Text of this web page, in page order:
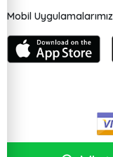
Mobil Uygulamalarımız